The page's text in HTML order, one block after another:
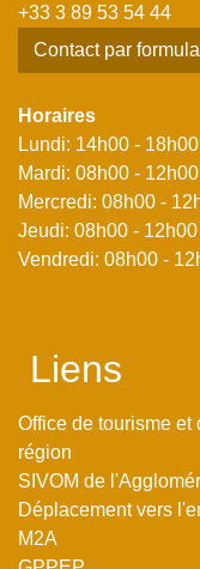
+33 3 89 53 54 44
Contact par
Horaires
Lundi: 14h00 - 18h00
Mardi: 08h00 -
Mercredi: 08h00 -
Jeudi: 08h00 -
Vendredi: 08h00 -
Liens
Office de tourisme et
région
SIVOM de
Déplacement vers
M2A